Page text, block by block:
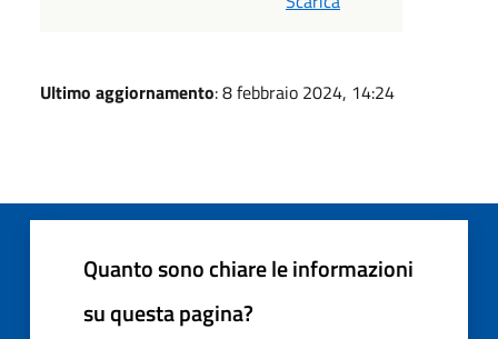
Ultimo aggiornamento: 8 febbraio 2024, 14:24
Quanto sono chiare le informazioni
su questa pagina?